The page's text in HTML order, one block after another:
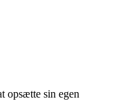
opsætte sin egen